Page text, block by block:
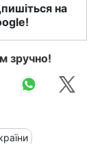
на
зручно!